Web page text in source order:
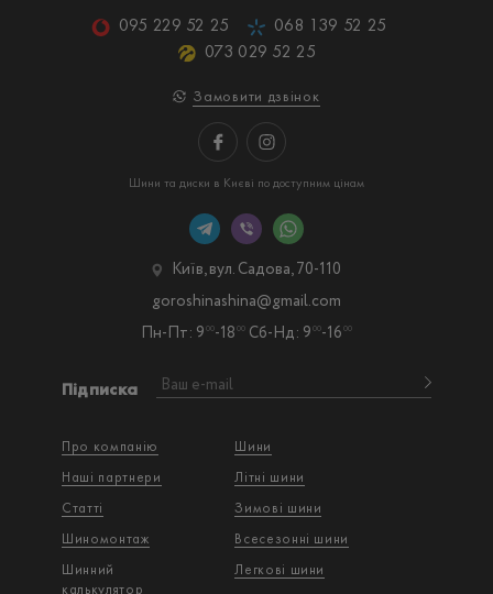
095 229 52 25
068 139 52 25
073 029 52 25
Замовити дзвінок
Шини та диски в Києві по доступним цінам
Про компанію
Наші партнери
Статті
Шиномонтаж
Шинний
калькулятор
Шини
Літні шини
Зимові шини
Всесезонні шини
Легкові шини
Підписка
Київ, вул. Садова, 70-110
Пн-Пт: 9 00-18 00 Сб-Нд: 9 00-16 00
goroshinashina@gmail.com